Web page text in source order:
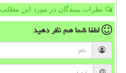
نظرات بینندگان در مورد این مطلب
لطفا شما همنظر دهید